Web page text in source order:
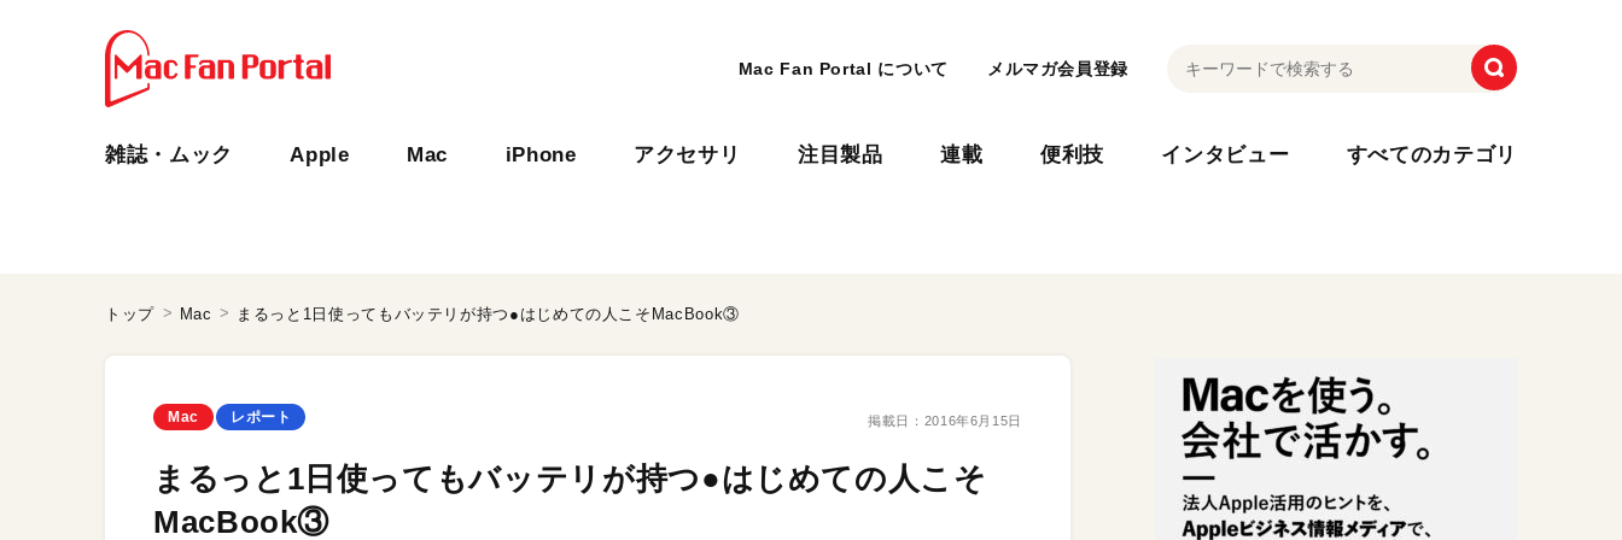
Mac Fan Portal について メルマガ会員登録
雑誌・ムック Apple Mac iPhone アクセサリ 注目製品 連載 便利技 インタビュー すべてのカテゴリ
トップ Mac まるっと1日使ってもバッテリが持つ●はじめての人こそMacBook③
Mac レポート 掲載日： 2016年6月15日
まるっと1日使ってもバッテリが持つ●はじめての人こそ
MacBook③